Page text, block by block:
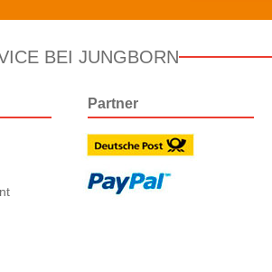
BEI JUNGBORN
Partner